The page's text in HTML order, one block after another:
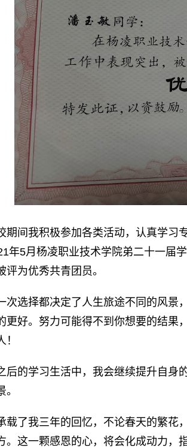
期间我积极参加各类活动，认真学习
年5月杨凌职业技术学院弟二十一届
为优秀共青团员。
次选择都决定了人生旅途不同的风景
更好。努力可能得不到你想要的结
后的学习生活中，我会继续提升自身
载了我三年的回忆，不论春天的繁花
。这一颗感恩的心，将会化成动力，